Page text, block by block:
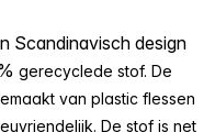
Scandinavisch design
gerecyclede stof. De
van plastic flessen
De stof is net